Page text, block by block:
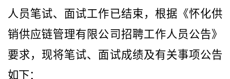
人员笔试、面试工作已结束，根据《怀化供
销供应链管理有限公司招聘工作人员公告》
要求，现将笔试、面试成绩及有关事项公告
如下：